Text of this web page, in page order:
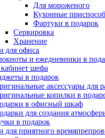
Для мороженого
Кухонные
Фартуки в подарок
Сервировка
Хранение
для офиса
и ежедневники в
шефа
в подарок
аксессуары для
копилки в
в офисный шкаф
для создания
в подарок
для приятного